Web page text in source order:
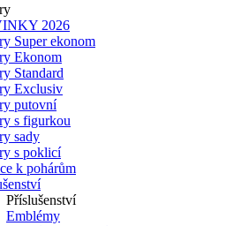
2026
Super ekonom
Ekonom
Standard
Exclusiv
putovní
s figurkou
sady
s poklicí
k pohárům
Příslušenství
Emblémy